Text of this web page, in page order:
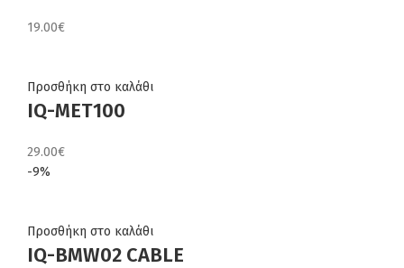
19.00€
Προσθήκη στο καλάθι
IQ-MET100
29.00€
-9%
Προσθήκη στο καλάθι
IQ-BMW02 CABLE